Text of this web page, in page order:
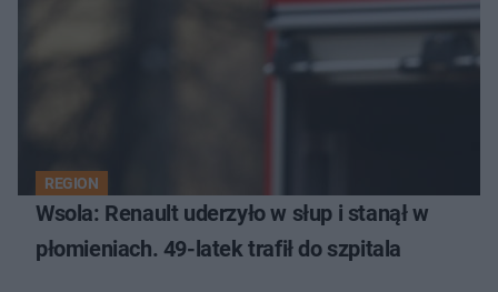
REGION
Wsola: Renault uderzyło w słup i stanął w
płomieniach. 49-latek trafił do szpitala